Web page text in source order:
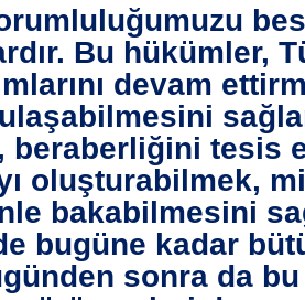
Bu hükümler,
devam
beraberliğini tesis
oluşturabilmek,
bakabilmesini
bugüne kadar
sonra da